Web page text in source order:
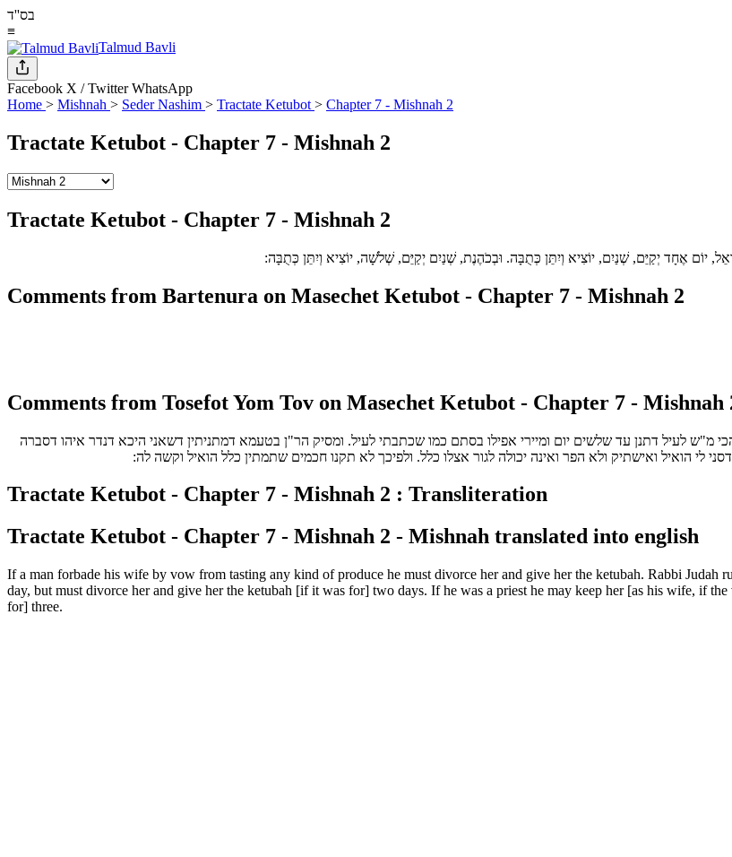
בס''ד
≡
Talmud Bavli
Facebook X / TwitterWhatsApp
Home > Mishnah > Seder Nashim > Tractate Ketubot > Chapter 7 - Mishnah 2
Tractate Ketubot - Chapter 7 - Mishnah 2
Tractate Ketubot - Chapter 7 - Mishnah 2
אֶחָד יְקַיֵּם, שְׁנַיִם, יוֹצִיא וְיִתֵּן כְּתֻבָּה. וּבְכֹהֶנֶת, שְׁנַיִם יְקַיֵּם, שְׁלֹשָׁה, יוֹצִיא וְיִתֵּן כְּתֻבָּה:
Comments from Bartenura on Masechet Ketubot - Chapter 7 - Mishnah 2
Comments from Tosefot Yom Tov on Masechet Ketubot - Chapter 7 - Mishnah
מ"ש לעיל דתנן עד שלשים יום ומיירי אפילו בסתם כמו שכתבתי לעיל. ומסיק הר"ן בטעמא דמתניתין דשאני היכא דנדר איהו דסברה
הואיל ואישתיק ולא הפר ואינה יכולה לגור אצלו כלל. ולפיכך לא תקנו חכמים שתמתין כלל הואיל וקשה לה:
Tractate Ketubot - Chapter 7 - Mishnah 2 : Transliteration
Tractate Ketubot - Chapter 7 - Mishnah 2 - Mishnah translated into english
If a man forbade his wife by vow from tasting any kind of produce he must divorce her and give her the ketubah. Rabbi
day, but must divorce her and give her the ketubah [if it was for] two days. If he was a priest he may keep her [as his wife, if
for] three.